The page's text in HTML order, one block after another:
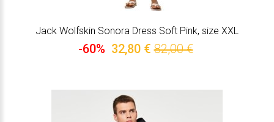
Jack Wolfskin Sonora Dress Soft Pink, size XXL
-60% 32,80 € 82,00 €